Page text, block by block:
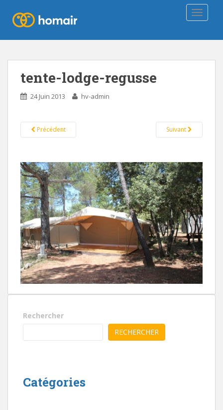
tente-lodge-regusse
24 Juin 2013 hv-admin
Précédent Suivant
Rechercher
RECHERCHER
Catégories